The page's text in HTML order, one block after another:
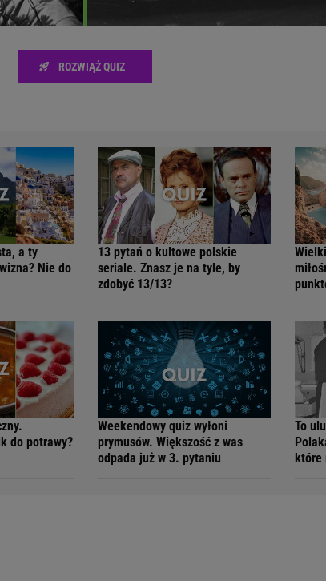
ROZWIĄŻ QUIZ
a ty
Nie do
13 pytań o kultowe polskie
seriale. Znasz je na tyle, by
zdobyć 13/13?
do potrawy?
Weekendowy quiz wyłoni
prymusów. Większość z was
odpada już w 3. pytaniu
To
które